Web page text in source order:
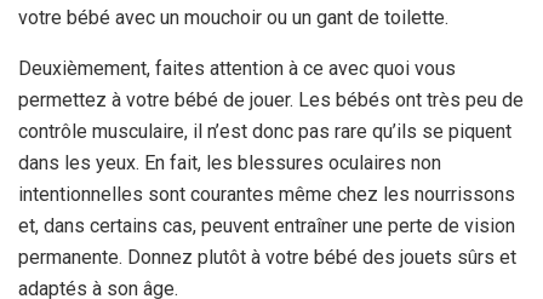
votre bébé avec un mouchoir ou un gant de toilette.
Deuxièmement, faites attention à ce avec quoi vous
permettez à votre bébé de jouer. Les bébés ont très peu de
contrôle musculaire, il n’est donc pas rare qu’ils se piquent
dans les yeux. En fait, les blessures oculaires non
intentionnelles sont courantes même chez les nourrissons
et, dans certains cas, peuvent entraîner une perte de vision
permanente. Donnez plutôt à votre bébé des jouets sûrs et
adaptés à son âge.